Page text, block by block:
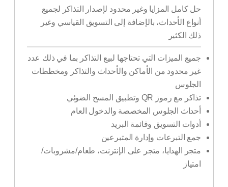
حل كامل المزايا وغير محدود لإصدار التذاكر لجميع
أنواع الأحداث، بالإضافة إلى التسويق القياسي وغير
ذلك الكثير
جميع الميزات التي تحتاجها لبيع التذاكر بما في ذلك عدد
غير محدود من الأماكن والأحداث والتذاكر ومخططات
الجلوس
تذاكر مع رموز QR وتطبيق المسح الضوئي
أحداث الجلوس المخصصة والدخول العام
أدوات التسويق وقائمة البريد
جمع التبرعات وإدارة المتبرعين
متجر الهدايا، متجر على الإنترنت، طعام/مشروبات/
امتياز